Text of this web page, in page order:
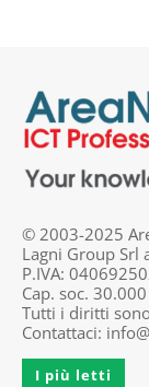
© 2003-2025
Lagni Group Srl
P.IVA:
Cap. soc.
Tutti i diritti
Contattaci:
I più letti